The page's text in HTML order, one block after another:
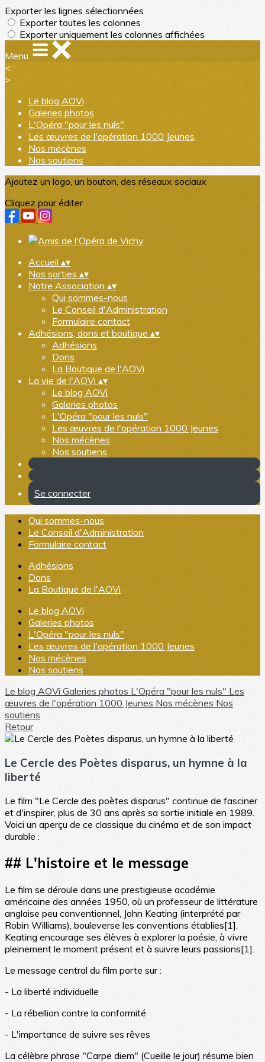
Exporter les lignes sélectionnées
Exporter toutes les colonnes
Exporter uniquement les colonnes affichées
Menu
<
>
Le blog AOVi
Galeries photos
L'Opéra "pour les nuls"
Les œuvres de l'opération 1000 Jeunes
Nos mécènes
Nos soutiens
Ajoutez un logo, un bouton, des réseaux sociaux
Cliquez pour éditer
Accueil ▴▾
Nos sorties ▴▾
Notre Association ▴▾
Qui sommes-nous
Le Conseil d'Administration
Formulaire contact
Adhésions, dons et boutique ▴▾
Adhésions
Dons
La Boutique de l'AOVi
La vie de l'AOVi ▴▾
Le blog AOVi
Galeries photos
L'Opéra "pour les nuls"
Les œuvres de l'opération 1000 Jeunes
Nos mécènes
Nos soutiens
Se connecter
Qui sommes-nous
Le Conseil d'Administration
Formulaire contact
Adhésions
Dons
La Boutique de l'AOVi
Le blog AOVi
Galeries photos
L'Opéra "pour les nuls"
Les œuvres de l'opération 1000 Jeunes
Nos mécènes
Nos soutiens
Le blog AOVi Galeries photos L'Opéra "pour les nuls" Les
œuvres de l'opération 1000 Jeunes Nos mécènes Nos
soutiens
Retour
Le Cercle des Poètes disparus, un hymne à la
liberté
Le film "Le Cercle des poètes disparus" continue de fasciner
et d'inspirer, plus de 30 ans après sa sortie initiale en 1989.
Voici un aperçu de ce classique du cinéma et de son impact
durable :
## L'histoire et le message
Le film se déroule dans une prestigieuse académie
américaine des années 1950, où un professeur de littérature
anglaise peu conventionnel, John Keating (interprété par
Robin Williams), bouleverse les conventions établies[1].
Keating encourage ses élèves à explorer la poésie, à vivre
pleinement le moment présent et à suivre leurs passions[1].
Le message central du film porte sur :
- La liberté individuelle
- La rébellion contre la conformité
- L'importance de suivre ses rêves
La célèbre phrase "Carpe diem" (Cueille le jour) résume bien